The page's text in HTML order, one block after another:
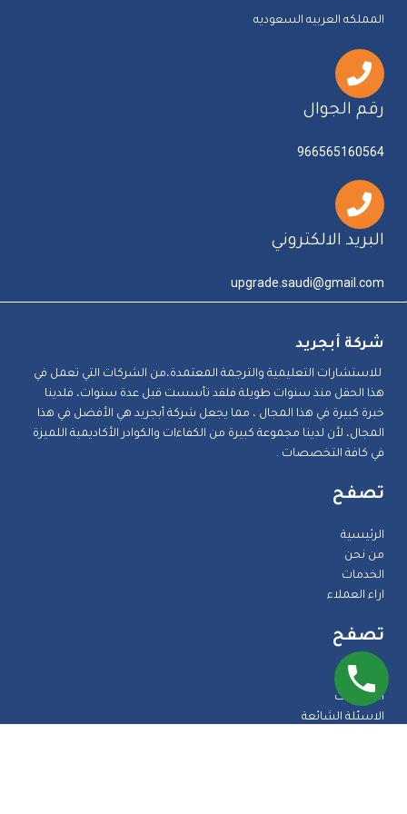
المملكه العربيه السعوديه
رقم الجوال
966565160564
البريد الالكتروني
upgrade.saudi@gmail.com
شركة أبجريد
للاستشارات التعليمية والترجمة المعتمدة،من الشركات التي تعمل في
هذا الحقل منذ سنوات طويلة فلقد تأسست قبل عدة سنوات، فلدينا
خبرة كبيرة في هذا المجال ، مما يجعل شركة أبجريد هي الأفضل في هذا
المجال، لأن لدينا مجموعة كبيرة من الكفاءات والكوادر الأكاديمية اللميزة
في كافة التخصصات .
تصفح
الرئيسية
من نحن
الخدمات
اراء العملاء
تصفح
المدونة
الضمانات
الاسئلة الشائعة